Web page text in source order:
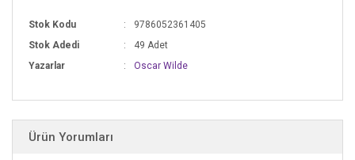
Stok Kodu
9786052361405
Stok Adedi
49 Adet
Yazarlar
Oscar Wilde
Ürün Yorumları